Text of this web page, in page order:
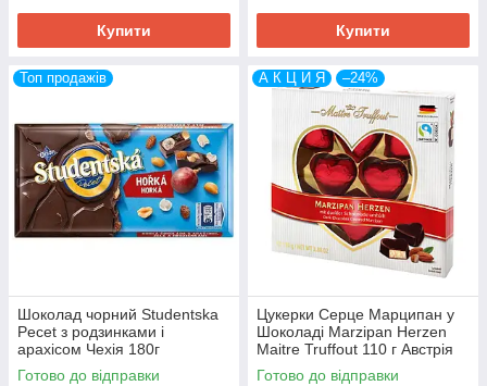
Купити Купити
Топ продажів
Шоколад чорний Studentska
Pecet з родзинками і
арахісом Чехія 180г
Готово до відправки
А К Ц И Я –24%
Цукерки Серце Марципан у
Шоколаді Marzipan Herzen
Maitre Truffout 110 г Австрія
Готово до відправки